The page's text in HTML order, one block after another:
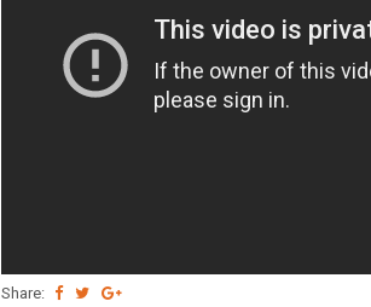
Share: